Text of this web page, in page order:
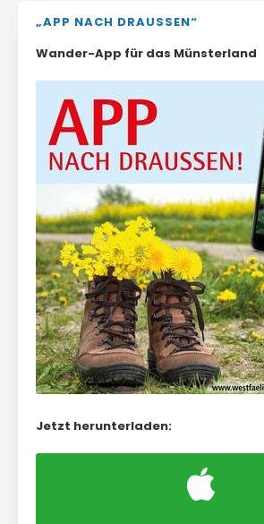
„APP NACH DRAUSSEN“
Wander-App für das Münsterland
Jetzt herunterladen: